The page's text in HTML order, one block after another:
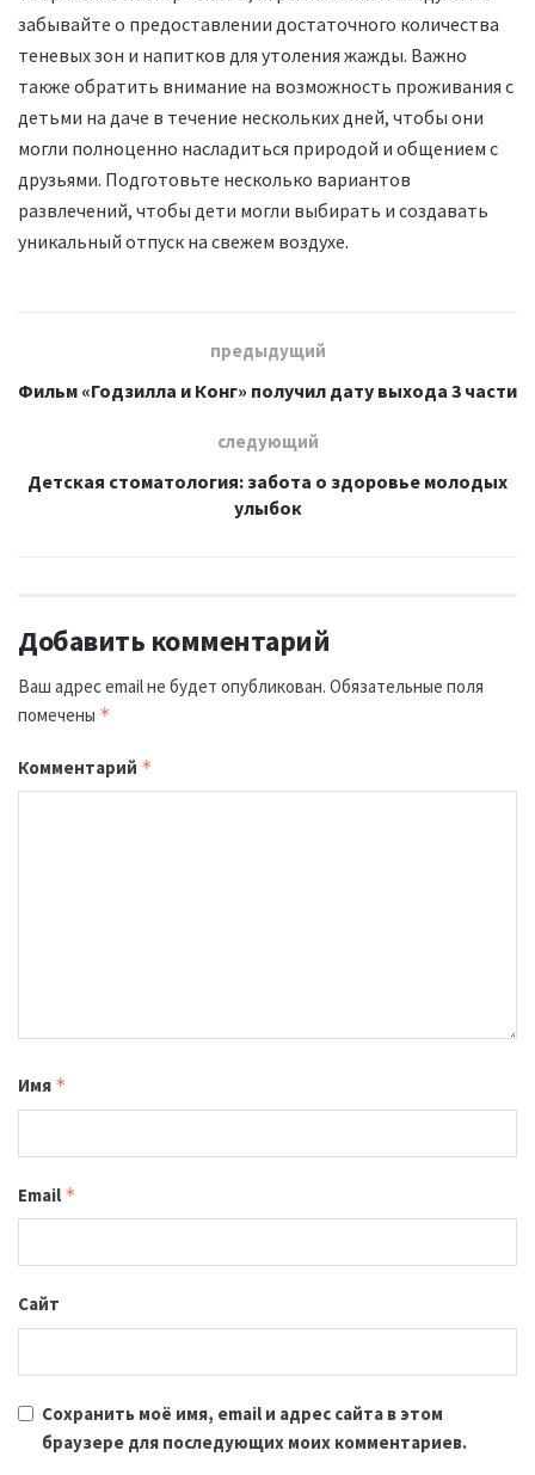
забывайте о предоставлении достаточного количества
теневых зон и напитков для утоления жажды. Важно
также обратить внимание на возможность проживания с
детьми на даче в течение нескольких дней, чтобы они
могли полноценно насладиться природой и общением с
друзьями. Подготовьте несколько вариантов
развлечений, чтобы дети могли выбирать и создавать
уникальный отпуск на свежем воздухе.
предыдущий
Фильм «Годзилла и Конг» получил дату выхода 3 части
следующий
Детская стоматология: забота о здоровье молодых
улыбок
Добавить комментарий
Ваш адрес email не будет опубликован. Обязательные поля
помечены *
Комментарий *
Имя *
Email *
Сайт
Сохранить моё имя, email и адрес сайта в этом
браузере для последующих моих комментариев.